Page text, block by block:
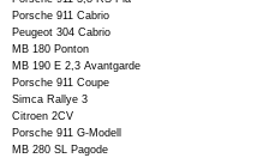
Porsche 911 Cabrio
Peugeot 304 Cabrio
MB 180 Ponton
MB 190 E 2,3 Avantgarde
Porsche 911 Coupe
Simca Rallye 3
Citroen 2CV
Porsche 911 G-Modell
MB 280 SL Pagode